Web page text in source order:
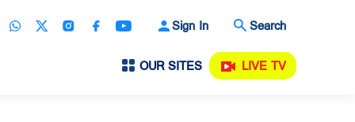
Sign In Search
OUR SITES LIVE TV